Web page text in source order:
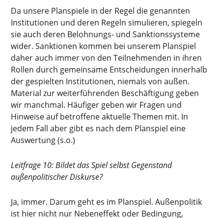
Da unsere Planspiele in der Regel die genannten
Institutionen und deren Regeln simulieren, spiegeln
sie auch deren Belohnungs- und Sanktionssysteme
wider. Sanktionen kommen bei unserem Planspiel
daher auch immer von den Teilnehmenden in ihren
Rollen durch gemeinsame Entscheidungen innerhalb
der gespielten Institutionen, niemals von außen.
Material zur weiterführenden Beschäftigung geben
wir manchmal. Häufiger geben wir Fragen und
Hinweise auf betroffene aktuelle Themen mit. In
jedem Fall aber gibt es nach dem Planspiel eine
Auswertung (s.o.)
Leitfrage 10: Bildet das Spiel selbst Gegenstand
außenpolitischer Diskurse?
Ja, immer. Darum geht es im Planspiel. Außenpolitik
ist hier nicht nur Nebeneffekt oder Bedingung,